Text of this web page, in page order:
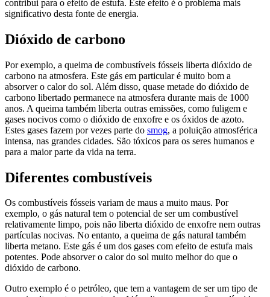
contribui para o efeito de estufa. Este efeito é o problema mais
significativo desta fonte de energia.
Dióxido de carbono
Por exemplo, a queima de combustíveis fósseis liberta dióxido de
carbono na atmosfera. Este gás em particular é muito bom a
absorver o calor do sol. Além disso, quase metade do dióxido de
carbono libertado permanece na atmosfera durante mais de 1000
anos. A queima também liberta outras emissões, como fuligem e
gases nocivos como o dióxido de enxofre e os óxidos de azoto.
Estes gases fazem por vezes parte do smog, a poluição atmosférica
intensa, nas grandes cidades. São tóxicos para os seres humanos e
para a maior parte da vida na terra.
Diferentes combustíveis
Os combustíveis fósseis variam de maus a muito maus. Por
exemplo, o gás natural tem o potencial de ser um combustível
relativamente limpo, pois não liberta dióxido de enxofre nem outras
partículas nocivas. No entanto, a queima de gás natural também
liberta metano. Este gás é um dos gases com efeito de estufa mais
potentes. Pode absorver o calor do sol muito melhor do que o
dióxido de carbono.
Outro exemplo é o petróleo, que tem a vantagem de ser um tipo de